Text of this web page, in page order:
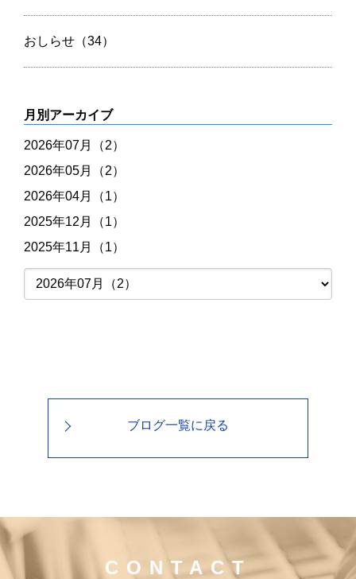
おしらせ（34）
月別アーカイブ
2026年07月（2）
2026年05月（2）
2026年04月（1）
2025年12月（1）
2025年11月（1）
ブログ一覧に戻る
CONTACT